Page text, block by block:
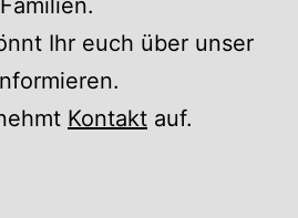
Ihr euch über unser
Kontakt auf.